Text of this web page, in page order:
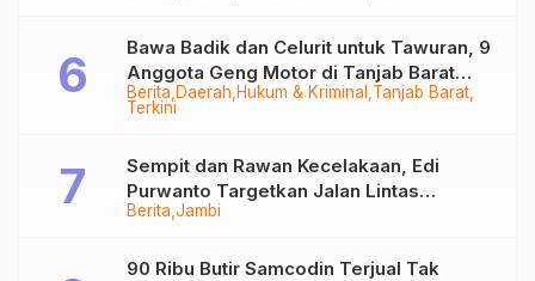
Berita Daerah Hukum & Kriminal Tanjab Barat
Terkini
Bawa Badik dan Celurit untuk Tawuran, 9
Anggota Geng Motor di Tanjab Barat
Diringkus
Berita Jambi
Sempit dan Rawan Kecelakaan, Edi
Purwanto Targetkan Jalan Lintas
Tungkal-Jambi Mulus di 2028
90 Ribu Butir Samcodin Terjual Tak